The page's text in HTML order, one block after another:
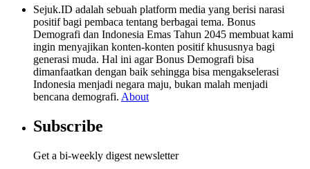
Sejuk.ID adalah sebuah platform media yang berisi narasi
positif bagi pembaca tentang berbagai tema. Bonus
Demografi dan Indonesia Emas Tahun 2045 membuat kami
ingin menyajikan konten-konten positif khususnya bagi
generasi muda. Hal ini agar Bonus Demografi bisa
dimanfaatkan dengan baik sehingga bisa mengakselerasi
Indonesia menjadi negara maju, bukan malah menjadi
bencana demografi. About
Subscribe
Get a bi-weekly digest newsletter